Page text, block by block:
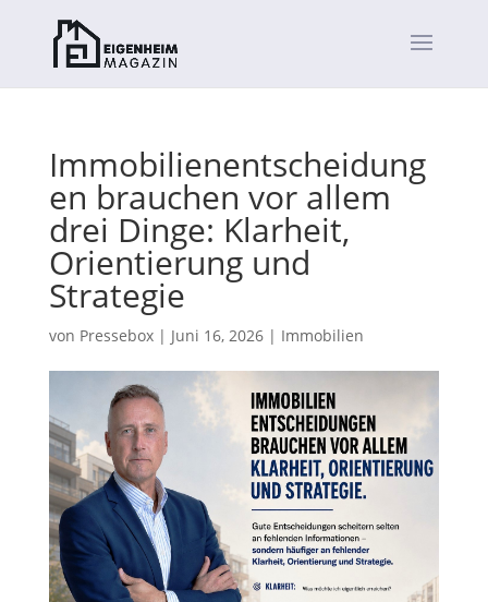
Immobilienentscheidung
en brauchen vor allem
drei Dinge: Klarheit,
Orientierung und
Strategie
von Pressebox| Juni 16, 2026| Immobilien